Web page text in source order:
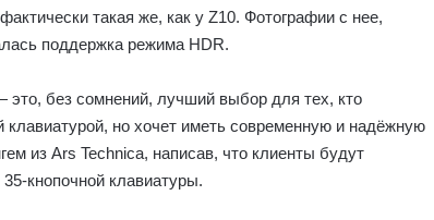
такая же, как у Z10. Фотографии с нее,
поддержка режима HDR.
это, без сомнений, лучший выбор для тех, кто
но хочет иметь современную и надёжную
из Ars Technica, написав, что клиенты будут
кнопочной клавиатуры.